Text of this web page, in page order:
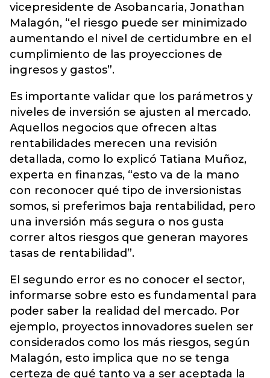
vicepresidente de Asobancaria, Jonathan
Malagón, “el riesgo puede ser minimizado
aumentando el nivel de certidumbre en el
cumplimiento de las proyecciones de
ingresos y gastos”.
Es importante validar que los parámetros y
niveles de inversión se ajusten al mercado.
Aquellos negocios que ofrecen altas
rentabilidades merecen una revisión
detallada, como lo explicó Tatiana Muñoz,
experta en finanzas, “esto va de la mano
con reconocer qué tipo de inversionistas
somos, si preferimos baja rentabilidad, pero
una inversión más segura o nos gusta
correr altos riesgos que generan mayores
tasas de rentabilidad”.
El segundo error es no conocer el sector,
informarse sobre esto es fundamental para
poder saber la realidad del mercado. Por
ejemplo, proyectos innovadores suelen ser
considerados como los más riesgos, según
Malagón, esto implica que no se tenga
certeza de qué tanto va a ser aceptada la